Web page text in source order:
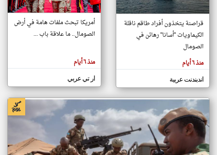
تغيير الدولة
اخبار الصومال على مدار الساعة
أهم اخبار الصومال العاجلة والمباشرة
المقالات
هنا عن
وجهة
كاتبيها.
قراصنة يتخذون أفراد طاقم ناقلة
الكيماويات "أسانا" رهائن في
الصومال
منذ ٦ أيام
اندبندنت عربية
أمريكا تبحث ملفات هامة في أرض
الصومال.. ما علاقة باب ...
منذ ٦ أيام
ار تي عربي
klyoum.com